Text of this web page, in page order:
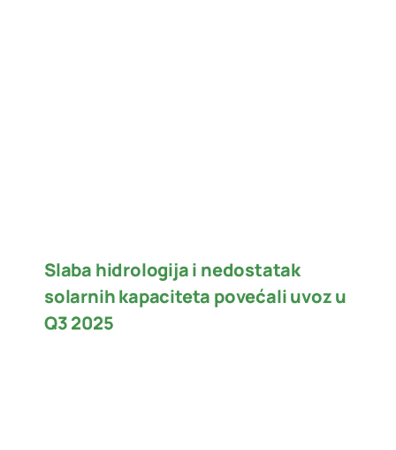
Slaba hidrologija i nedostatak
solarnih kapaciteta povećali uvoz u
Q3 2025